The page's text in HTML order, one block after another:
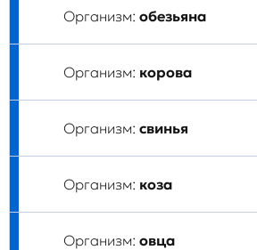
Организм: обезьяна
Организм: корова
Организм: свинья
Организм: коза
Организм: овца